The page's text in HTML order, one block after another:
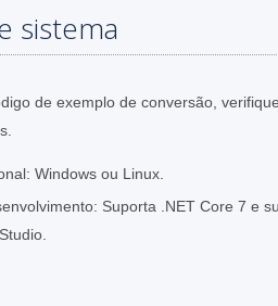
sistema
de exemplo de conversão,
Windows ou Linux.
Suporta .NET Core 7 e